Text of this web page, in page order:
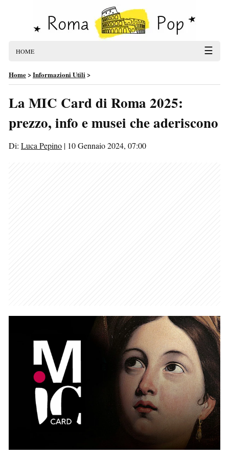
HOME ☰
Home>Informazioni Utili>
La MIC Card di Roma 2025:
prezzo, info e musei che aderiscono
Di: Luca Pepino | 10 Gennaio 2024, 07:00